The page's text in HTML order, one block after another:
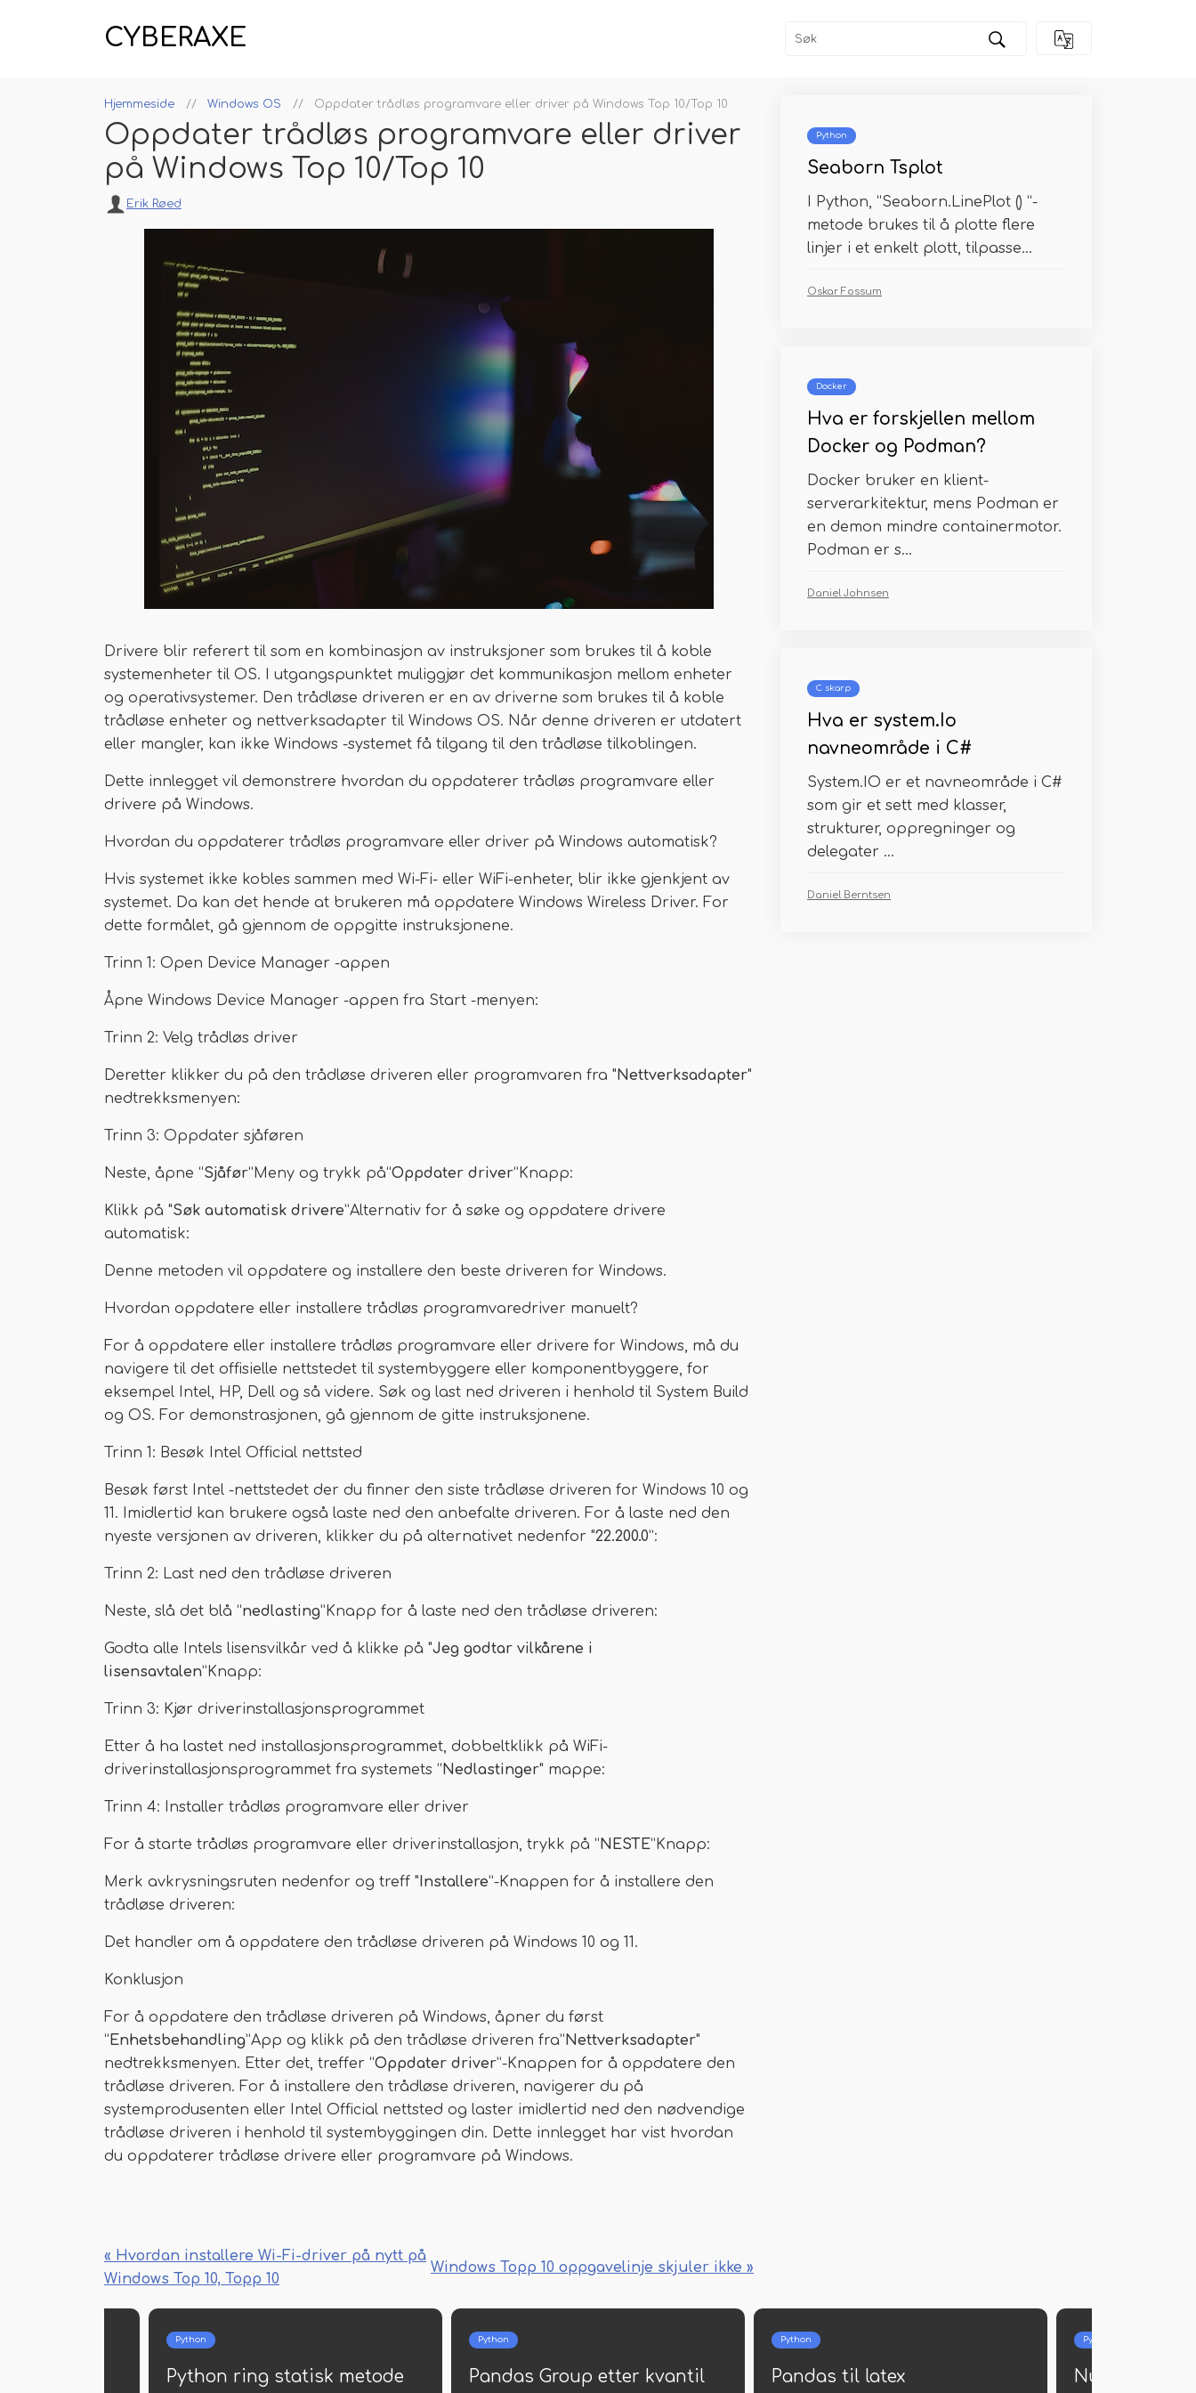
CYBERAXE
Hjemmeside Windows OS Oppdater trådløs programvare eller driver på Windows Top 10/Top 10
Oppdater trådløs programvare eller driver
på Windows Top 10/Top 10
Erik Røed
Drivere blir referert til som en kombinasjon av instruksjoner som brukes til å koble
systemenheter til OS. I utgangspunktet muliggjør det kommunikasjon mellom enheter
og operativsystemer. Den trådløse driveren er en av driverne som brukes til å koble
trådløse enheter og nettverksadapter til Windows OS. Når denne driveren er utdatert
eller mangler, kan ikke Windows -systemet få tilgang til den trådløse tilkoblingen.
Dette innlegget vil demonstrere hvordan du oppdaterer trådløs programvare eller
drivere på Windows.
Hvordan du oppdaterer trådløs programvare eller driver på Windows automatisk?
Hvis systemet ikke kobles sammen med Wi-Fi- eller WiFi-enheter, blir ikke gjenkjent av
systemet. Da kan det hende at brukeren må oppdatere Windows Wireless Driver. For
dette formålet, gå gjennom de oppgitte instruksjonene.
Trinn 1: Open Device Manager -appen
Åpne Windows Device Manager -appen fra Start -menyen:
Trinn 2: Velg trådløs driver
Deretter klikker du på den trådløse driveren eller programvaren fra "Nettverksadapter"
nedtrekksmenyen:
Trinn 3: Oppdater sjåføren
Neste, åpne “Sjåfør”Meny og trykk på“Oppdater driver”Knapp:
Klikk på "Søk automatisk drivere”Alternativ for å søke og oppdatere drivere
automatisk:
Denne metoden vil oppdatere og installere den beste driveren for Windows.
Hvordan oppdatere eller installere trådløs programvaredriver manuelt?
For å oppdatere eller installere trådløs programvare eller drivere for Windows, må du
navigere til det offisielle nettstedet til systembyggere eller komponentbyggere, for
eksempel Intel, HP, Dell og så videre. Søk og last ned driveren i henhold til System Build
og OS. For demonstrasjonen, gå gjennom de gitte instruksjonene.
Trinn 1: Besøk Intel Official nettsted
Besøk først Intel -nettstedet der du finner den siste trådløse driveren for Windows 10 og
11. Imidlertid kan brukere også laste ned den anbefalte driveren. For å laste ned den
nyeste versjonen av driveren, klikker du på alternativet nedenfor "22.200.0”:
Trinn 2: Last ned den trådløse driveren
Neste, slå det blå “nedlasting”Knapp for å laste ned den trådløse driveren:
Godta alle Intels lisensvilkår ved å klikke på "Jeg godtar vilkårene i
lisensavtalen”Knapp:
Trinn 3: Kjør driverinstallasjonsprogrammet
Etter å ha lastet ned installasjonsprogrammet, dobbeltklikk på WiFi-
driverinstallasjonsprogrammet fra systemets “Nedlastinger" mappe:
Trinn 4: Installer trådløs programvare eller driver
For å starte trådløs programvare eller driverinstallasjon, trykk på “NESTE”Knapp:
Merk avkrysningsruten nedenfor og treff "Installere”-Knappen for å installere den
trådløse driveren:
Det handler om å oppdatere den trådløse driveren på Windows 10 og 11.
Konklusjon
For å oppdatere den trådløse driveren på Windows, åpner du først
“Enhetsbehandling”App og klikk på den trådløse driveren fra“Nettverksadapter"
nedtrekksmenyen. Etter det, treffer “Oppdater driver”-Knappen for å oppdatere den
trådløse driveren. For å installere den trådløse driveren, navigerer du på
systemprodusenten eller Intel Official nettsted og laster imidlertid ned den nødvendige
trådløse driveren i henhold til systembyggingen din. Dette innlegget har vist hvordan
du oppdaterer trådløse drivere eller programvare på Windows.
« Hvordan installere Wi-Fi-driver på nytt på
Windows Top 10, Topp 10
Windows Topp 10 oppgavelinje skjuler ikke »
Python
Seaborn Tsplot
I Python, “Seaborn.LinePlot () ”-
metode brukes til å plotte flere
linjer i et enkelt plott, tilpasse...
Oskar Fossum
Docker
Hva er forskjellen mellom
Docker og Podman?
Docker bruker en klient-
serverarkitektur, mens Podman er
en demon mindre containermotor.
Podman er s...
Daniel Johnsen
C skarp
Hva er system.Io
navneområde i C#
System.IO er et navneområde i C#
som gir et sett med klasser,
strukturer, oppregninger og
delegater ...
Daniel Berntsen
Python
Python ring statisk metode
Python
Pandas Group etter kvantil
Python
Pandas til latex
Python
Numpy Save